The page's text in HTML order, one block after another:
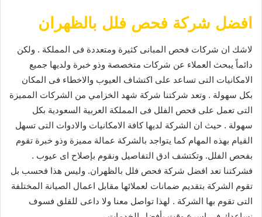
افضل شركة فحص فلل بالظهران
لاشك ان شركات فحص المبانى كثيرة ومتعددة فى المملكة . ولكن
دائماً يبحث العملاء عن شركات متخصصة وذو خبرة ولديها جميع
الامكانيات التى تساعد على اكتشاف العيوب والاخطاء فى المكان
بكل سهولة . وتعد شركتنا شركة شهد الخزامي من الشركات المميزة
التى تعمل على فحص الفلل فى المملكة العربية السعودية بكل
سهولة . حيث ان الشركة لديها كافة الامكانيات والادوات التى تسهل
القيام بهذه المهام كما يتواجد بالشركة عمالة مميزة وذو خبرة تقوم
بفحص الفلل. وتكتشف ادق التفاصيل ونقوم بإصلاح اى عيوب .
فشركتنا تعد افضل شركة فحص فلل بالظهران. وليس هذا فحسب بل
تقوم الشركة بتقديم ضمانات لعملائها مقابل اعمال الصيانة المختلفة
التى تقوم بها الشركة . لهذا تواصل معنا ولا داعى للقلق فسوف